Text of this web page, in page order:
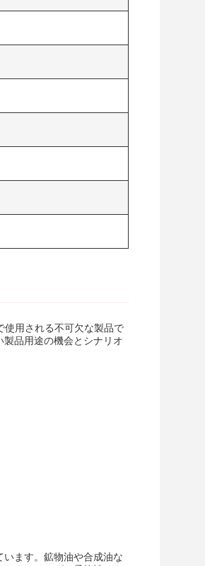
使用される不可欠な製品で
品用途の機会とシナリオ
ます。鉱物油や合成油な